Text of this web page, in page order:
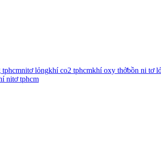
tphcmnitơ lỏngkhí co2 tphcmkhí oxy thởbồn ni tơ
nitơ tphcm